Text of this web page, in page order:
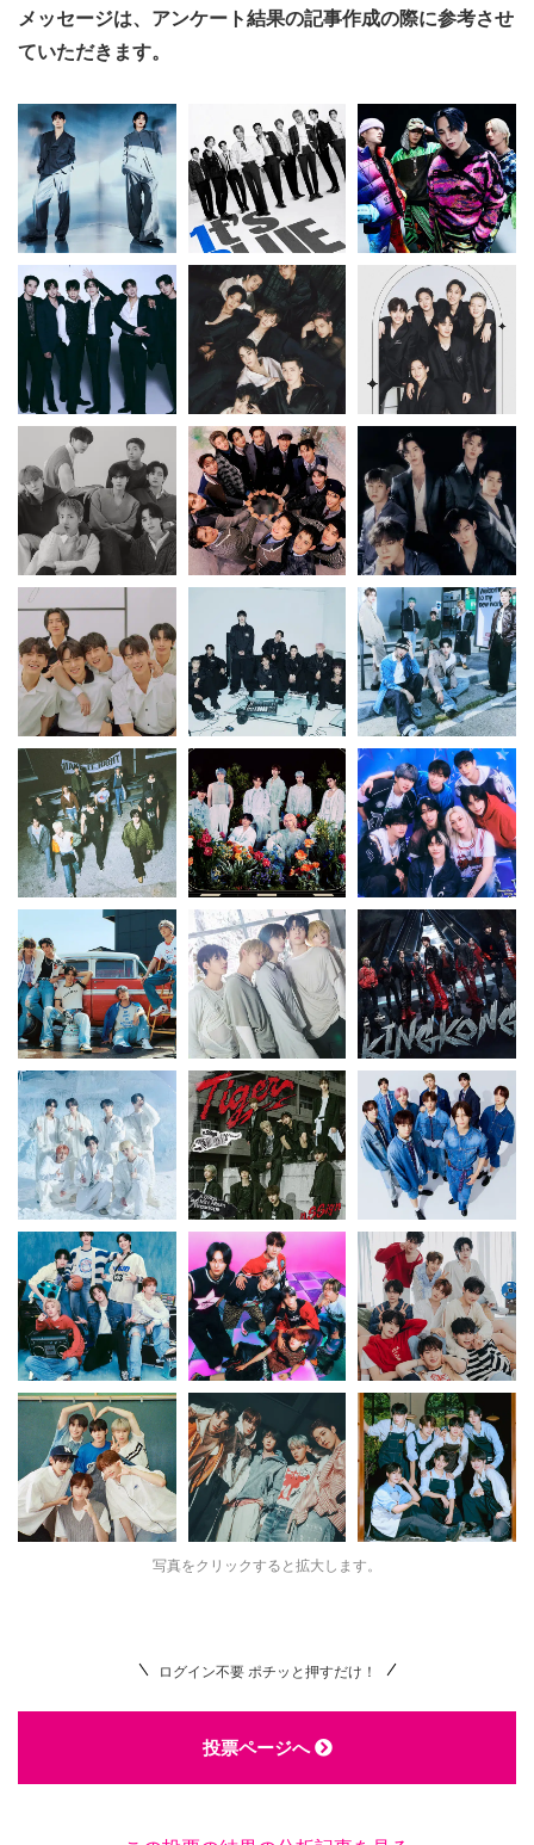
メッセージは、アンケート結果の記事作成の際に参考させ
ていただきます。
写真をクリックすると拡大します。
ログイン不要 ポチッと押すだけ！
投票ページへ